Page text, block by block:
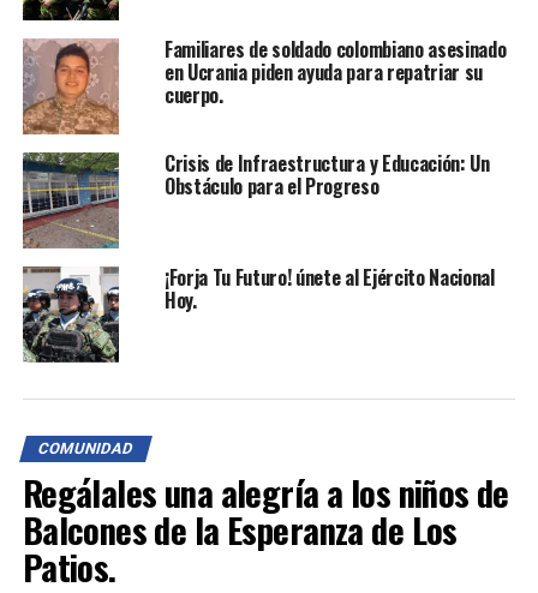
serácomputado para los fondos de
pensión, tanto públicos como privados.
alimentación
por parte de la institución.
Oportunidades adicionales
militar tendrán undescuento del
30%para realizar la
necesario haber prestado previamente el
servicio militar.
Los interesados pueden presentarse en
cualquierunidad militar de Norte de Santander
Familiares de soldado colombiano asesinado
en Ucrania piden ayuda para repatriar su
cuerpo.
Crisis de Infraestructura y Educación: Un
Obstáculo para el Progreso
¡Forja Tu Futuro! únete al Ejército Nacional
Hoy.
COMUNIDAD
Regálales una alegría a los niños de
Balcones de la Esperanza de Los
Patios.